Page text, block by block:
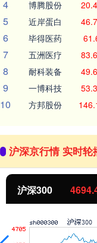
4 博腾股份
5 近岸蛋白
6 毕得医药
7 五洲医疗
8 耐科装备
9 一博科技
10 方邦股份
沪深京行情 实时轮
北证50